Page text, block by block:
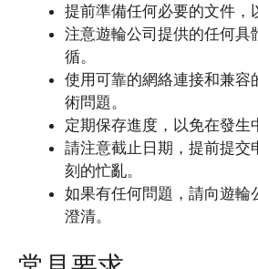
提前準備任何必要的文件，
注意遊輪公司提供的任何具
循。
使用可靠的網絡連接和兼容
術問題。
定期保存進度，以免在發生
請注意截止日期，提前提交
刻的忙亂。
如果有任何問題，請向遊輪
澄清。